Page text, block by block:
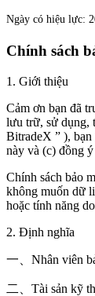
Ngày có hiệu lực:
Chính sách
1. Giới thiệu
Cảm ơn bạn đã
lưu trữ, sử dụng,
BitradeX ” ), bạn
này và (c) đồng
Chính sách bảo
không muốn dữ
hoặc tính năng do
2. Định nghĩa
一、Nhân viên
二、Tài sản kỹ